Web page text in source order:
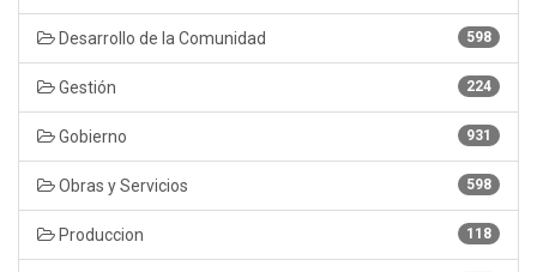
598
Desarrollo de la Comunidad
224
Gestión
931
Gobierno
598
Obras y Servicios
118
Produccion